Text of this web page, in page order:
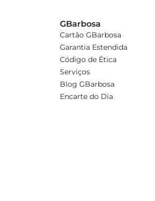
GBarbosa
Cartão GBarbosa
Garantia Estendida
Código de Ética
Serviços
Blog GBarbosa
Encarte do Dia